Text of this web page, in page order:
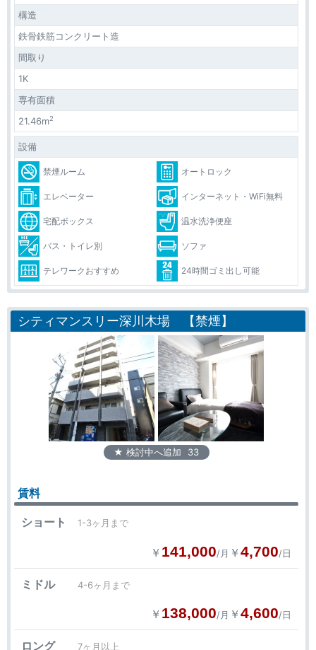
構造
鉄骨鉄筋コンクリート造
間取り
1K
専有面積
21.46m2
設備
禁煙ルーム オートロック
エレベーター インターネット・WiFi無料
宅配ボックス 温水洗浄便座
バス・トイレ別 ソファ
テレワークおすすめ 24時間ゴミ出し可能
シティマンスリー深川木場 【禁煙】
★ 検討中へ追加 33
賃料
ショート 1-3ヶ月まで
￥ 141,000/月 ￥4,700/日
ミドル 4-6ヶ月まで
￥ 138,000/月 ￥4,600/日
ロング 7ヶ月以上